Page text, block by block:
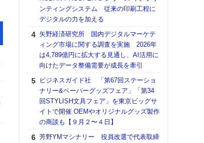
ンティングシステム 従来の印刷工程に
デジタルの力を加える
矢野経済研究所 国内デジタルマーケテ
ィング市場に関する調査を実施 2026年
は4,789億円に拡大する見通し、AI活用に
向けたデータ整備需要が成長を牽引
ビジネスガイド社 「第67回ステーショ
ナリー&ペーパーグッズフェア」「第34
回STYLISH文具フェア」を東京ビッグサ
イトで開催 OEMやオリジナルグッズ製作
の商談も【９月２〜４日】
芳野YMマシナリー 役員改選で代表取締